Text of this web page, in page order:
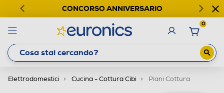
CONCORSO ANNIVERSARIO
0
Elettrodomestici Cucina - Cottura Cibi Piani Cottura